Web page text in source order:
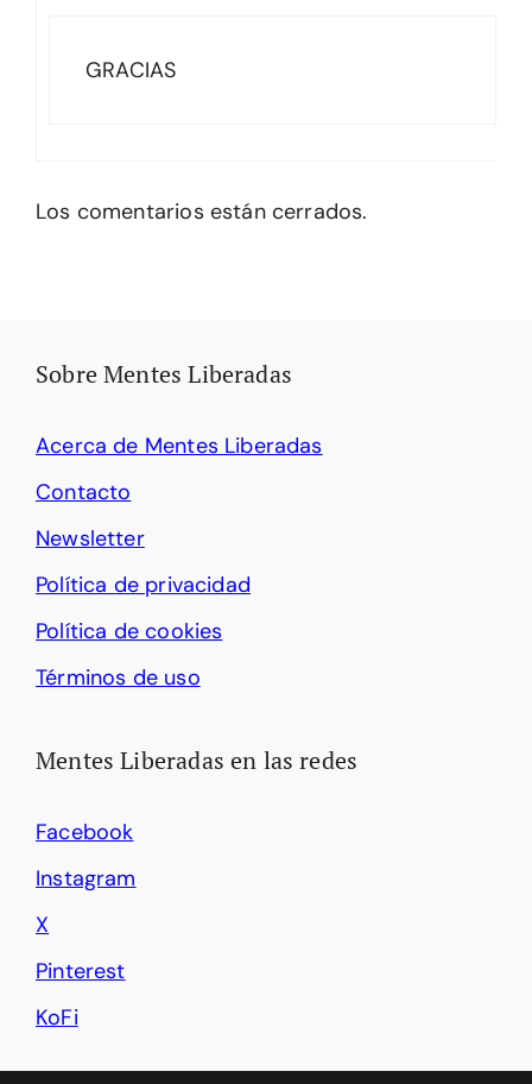
GRACIAS
Los comentarios están cerrados.
Sobre Mentes Liberadas
Acerca de Mentes Liberadas
Contacto
Newsletter
Política de privacidad
Política de cookies
Términos de uso
Mentes Liberadas en las redes
Facebook
Instagram
X
Pinterest
KoFi